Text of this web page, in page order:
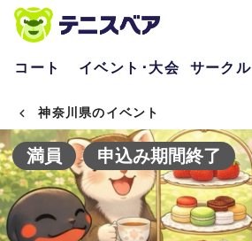
コート イベント･大会 サークル
神奈川県のイベント
満員 申込み期間終了